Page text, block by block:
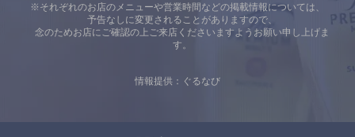
※それぞれのお店のメニューや営業時間などの掲載情報については、
予告なしに変更されることがありますので、
念のためお店にご確認の上ご来店くださいますようお願い申し上げま
す。
情報提供：ぐるなび